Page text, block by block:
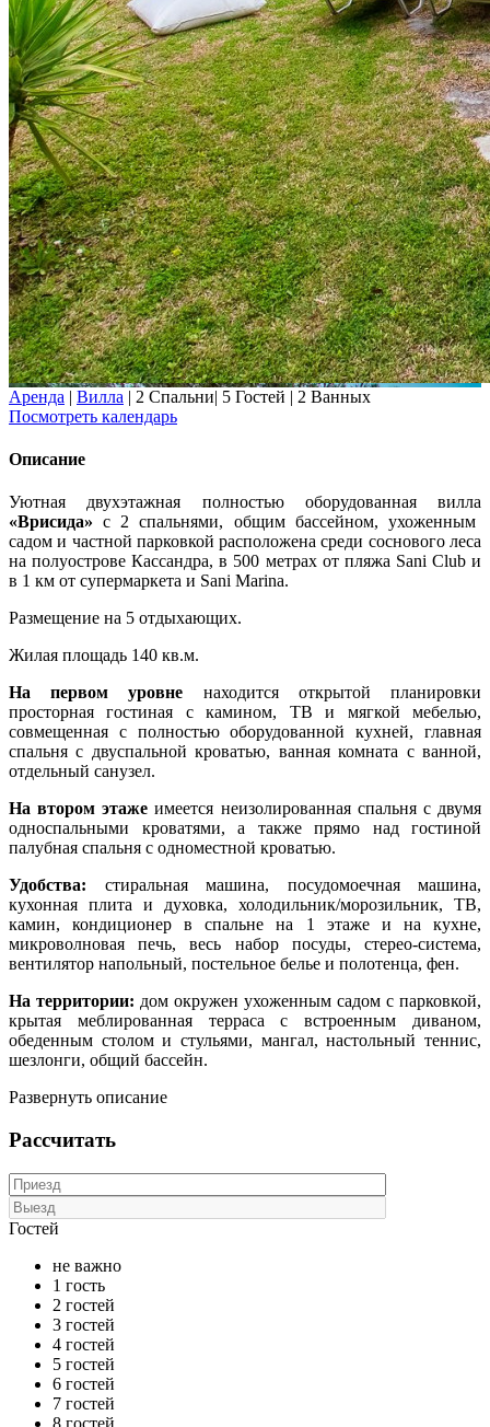
Аренда | Вилла | 2 Спальни| 5 Гостей | 2 Ванных
Посмотреть календарь
Описание
Уютная двухэтажная полностью оборудованная вилла
«Врисида»с 2 спальнями, общим бассейном, ухоженным
садом и частной парковкой расположена среди соснового леса
на полуострове Кассандра, в 500 метрах от пляжа Sani Club и
в 1 км от супермаркета и Sani Marina.
Размещение на 5 отдыхающих.
Жилая площадь 140 кв.м.
На первом уровне находится открытой планировки
просторная гостиная с камином, ТВ и мягкой мебелью,
совмещенная с полностью оборудованной кухней, главная
спальня с двуспальной кроватью, ванная комната с ванной,
отдельный санузел.
На втором этаже имеется неизолированная спальня с двумя
односпальными кроватями, а также прямо над гостиной
палубная спальня с одноместной кроватью.
Удобства: стиральная машина, посудомоечная машина,
кухонная плита и духовка, холодильник/морозильник, ТВ,
камин, кондиционер в спальне на 1 этаже и на кухне,
микроволновая печь, весь набор посуды, стерео-система,
вентилятор напольный, постельное белье и полотенца, фен.
На территории: дом окружен ухоженным садом с парковкой,
крытая меблированная терраса с встроенным диваном,
обеденным столом и стульями, мангал, настольный теннис,
шезлонги, общий бассейн.
Развернуть описание
Рассчитать
Гостей
не важно
1 гость
2 гостей
3 гостей
4 гостей
5 гостей
6 гостей
7 гостей
8 гостей